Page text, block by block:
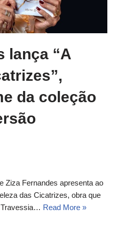
lança “A
da coleção
Ziza Fernandes apresenta ao
das Cicatrizes, obra que
Travessia… Read More »